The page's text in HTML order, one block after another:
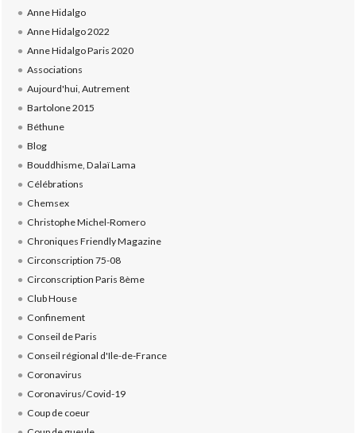
Anne Hidalgo
Anne Hidalgo 2022
Anne Hidalgo Paris 2020
Associations
Aujourd'hui, Autrement
Bartolone 2015
Béthune
Blog
Bouddhisme, Dalaï Lama
Célébrations
Chemsex
Christophe Michel-Romero
Chroniques Friendly Magazine
Circonscription 75-08
Circonscription Paris 8ème
Club House
Confinement
Conseil de Paris
Conseil régional d'Ile-de-France
Coronavirus
Coronavirus/Covid-19
Coup de coeur